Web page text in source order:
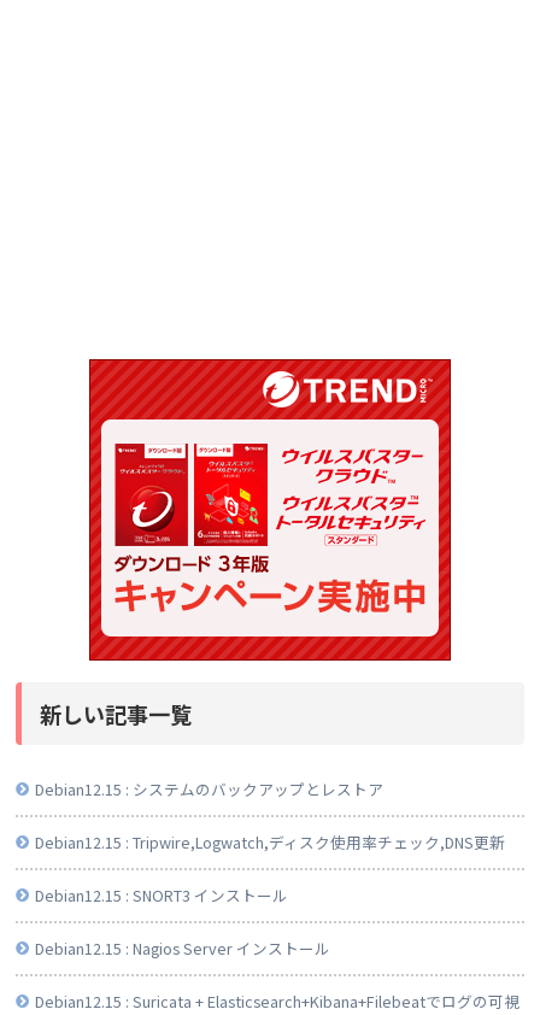
新しい記事一覧
Debian12.15 : システムのバックアップとレストア
Debian12.15 : Tripwire,Logwatch,ディスク使用率チェック,DNS更新
Debian12.15 : SNORT3 インストール
Debian12.15 : Nagios Server インストール
Debian12.15 : Suricata + Elasticsearch+Kibana+Filebeatでログの可視